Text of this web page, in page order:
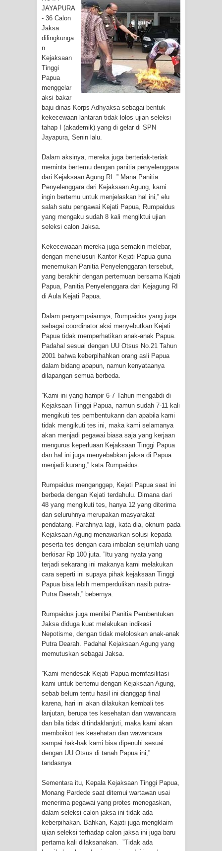
Tiga Personel Polresta Jayapura Kota
Jalani Sidang BP4R di Jayapura
Kapolresta Jayapura Kota
Mengapresiasi Antusiasme Warga
Saat Nonton Bareng Final Piala Dunia
2026 di Lapangan Karang PTC Entrop
Kebakaran Hanguskan Satu Rumah
Profil Lengkap Papua Barat, Bumi
Cenderawasih di Ujung Barat Papua
Profil Lengkap Provinsi Papua, Bumi
Indonesia
Profil Lengkap Aceh, Provinsi
Istimewa di Ujung Sumatera
Lima Rumah Pribadi Terbakar Di
Hamadi Jayapura Selatan
Gempa M3,3 Guncang Nabire, BMKG
Imbau Waspada Susulan
Mama-Mama Pasar Lama Sentani
Protes Tumpukan Sampah dengan
Menghambur ke Tengah Jalan
Polres Jayapura Terima Laporan
Hilangnya Agustina Ester Bonsapia
Marthen Medlama Sebut Pemprov
Papua Siapkan 1000 Kuota Beasiswa
Mace
BRI Region 18 Jayapura Salurkan
Bantuan CSR untuk RS Bhayangkara
Bhayangkara ke-80
Indonesia Turns Remote Papua
Frontier into National Food Belt with
Mechanized Rice Expansion
Mentan Tinjau Program Cetak Sawah
dan Penanaman Padi di Merauke
Mantan Sekda Jayawijaya Jadi
Lingkar
Papuan Artisans Take Center Stage
at Indonesia's National Craft
JAYAPURA
- 36 Calon
Jaksa
dilingkunga
n
Kejaksaan
Tinggi
Papua
menggelar
aksi bakar
baju dinas Korps Adhyaksa sebagai bentuk
kekecewaan lantaran tidak lolos ujian seleksi
tahap I (akademik) yang di gelar di SPN
Jayapura, Senin lalu.
Dalam aksinya, mereka juga berteriak-teriak
meminta bertemu dengan panitia penyelenggara
dari Kejaksaan Agung RI. ” Mana Panitia
Penyelenggara dari Kejaksaan Agung, kami
ingin bertemu untuk menjelaskan hal ini,” elu
salah satu pengawai Kejati Papua, Rumpaidus
yang mengaku sudah 8 kali mengiktui ujian
seleksi calon Jaksa.
Kekecewaaan mereka juga semakin melebar,
dengan menelusuri Kantor Kejati Papua guna
menemukan Panitia Penyelenggaran tersebut,
yang berakhir dengan pertemuan bersama Kajati
Papua, Panitia Penyelenggara dari Kejagung RI
di Aula Kejati Papua.
Dalam penyampaiannya, Rumpaidus yang juga
sebagai coordinator aksi menyebutkan Kejati
Papua tidak memperhatikan anak-anak Papua.
Padahal sesuai dengan UU Otsus No.21 Tahun
2001 bahwa keberpihahkan orang asli Papua
dalam bidang apapun, namun kenyataanya
dilapangan semua berbeda.
”Kami ini yang hampir 6-7 Tahun mengabdi di
Kejaksaan Tinggi Papua, namun sudah 7-11 kali
mengikuti tes pembentukann dan apabila kami
tidak mengikuti tes ini, maka kami selamanya
akan menjadi pegawai biasa saja yang kerjaan
mengurus keperluaan Kejaksaan Tinggi Papua
dan hal ini juga menyebabkan jaksa di Papua
menjadi kurang,” kata Rumpaidus.
Rumpaidus menganggap, Kejati Papua saat ini
berbeda dengan Kejati terdahulu. Dimana dari
48 yang mengikuti tes, hanya 12 yang diterima
dan seluruhnya merupakan masyarakat
pendatang. Parahnya lagi, kata dia, oknum pada
Kejaksaan Agung menawarkan solusi kepada
peserta tes dengan cara imbalan sejumlah uang
berkisar Rp 100 juta. ”Itu yang nyata yang
terjadi sekarang ini makanya kami melakukan
cara seperti ini supaya pihak kejaksaan Tinggi
Papua bisa lebih memperdulikan nasib putra-
Putra Daerah,” bebernya.
Rumpaidus juga menilai Panitia Pembentukan
Jaksa diduga kuat melakukan indikasi
Nepotisme, dengan tidak meloloskan anak-anak
Putra Dearah. Padahal Kejaksaan Agung yang
memutuskan sebagai Jaksa.
”Kami mendesak Kejati Papua memfasilitasi
kami untuk bertemu dengan Kejaksaan Agung,
sebab belum tentu hasil ini dianggap final
karena, hari ini akan dilakukan kembali tes
lanjutan, berupa tes kesehatan dan wawancara
dan bila tidak ditindaklanjuti, maka kami akan
memboikot tes kesehatan dan wawancara
sampai hak-hak kami bisa dipenuhi sesuai
dengan UU Otsus di tanah Papua ini,”
tandasnya
Sementara itu, Kepala Kejaksaan Tinggi Papua,
Monang Pardede saat ditemui wartawan usai
menerima pegawai yang protes menegaskan,
dalam seleksi calon jaksa ini tidak ada
keberpihakan. Bahkan, Kajati juga mengklaim
ujian seleksi terhadap calon jaksa ini juga baru
pertama kali dilaksanakan. ”Tidak ada